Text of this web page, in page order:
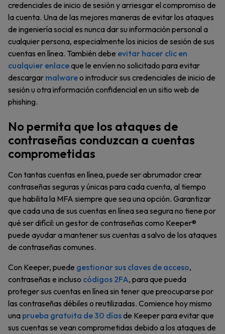
credenciales de inicio de sesión y arriesgar el compromiso de
la cuenta. Una de las mejores maneras de evitar los ataques
de ingeniería social es nunca dar su información personal a
cualquier persona, especialmente los inicios de sesión de sus
cuentas en línea. También debe evitar hacer clic en
cualquier enlaceque le envíen no solicitado para evitar
descargar malwareo introducir sus credenciales de inicio de
sesión u otra información confidencial en un sitio web de
phishing.
No permita que los ataques de
contraseñas conduzcan a cuentas
comprometidas
Con tantas cuentas en línea, puede ser abrumador crear
contraseñas seguras y únicas para cada cuenta, al tiempo
que habilita la MFA siempre que sea una opción. Garantizar
que cada una de sus cuentas en línea sea segura no tiene por
qué ser difícil: un gestor de contraseñas como Keeper®
puede ayudar a mantener sus cuentas a salvo de los ataques
de contraseñas comunes.
Con Keeper, puede gestionar sus claves de acceso,
contraseñas e incluso códigos 2FA, para que pueda
proteger sus cuentas en línea sin tener que preocuparse por
las contraseñas débiles o reutilizadas. Comience hoy mismo
una prueba gratuita de 30 díasde Keeper para evitar que
sus cuentas se vean comprometidas debido a los ataques de